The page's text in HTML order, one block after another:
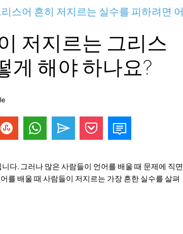
스어 흔히 저지르는 실수를 피하려면 어
저지르는 그리스
게 해야 하나요?
다. 그러나 많은 사람들이 언어를 배울 때 문제에 직면
를 배울 때 사람들이 저지르는 가장 흔한 실수를 살펴